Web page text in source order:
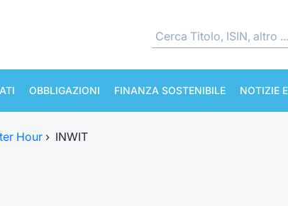
OBBLIGAZIONI FINANZA SOSTENIBILE NOTIZIE
Hour › INWIT